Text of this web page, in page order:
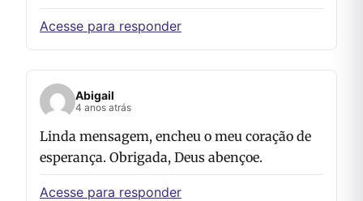
Acesse para responder
Abigail
4 anos atrás
Linda mensagem, encheu o meu coração de
esperança. Obrigada, Deus abençoe.
Acesse para responder